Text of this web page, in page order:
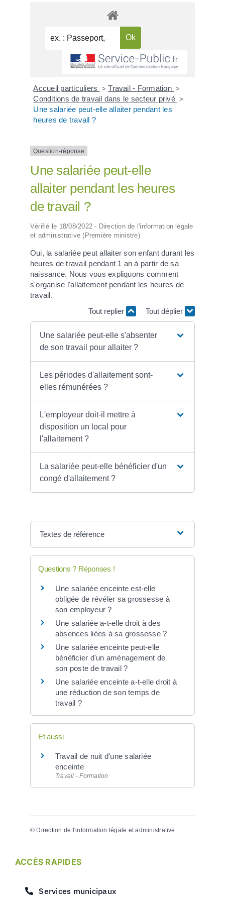
Accueil particuliers > Travail - Formation >
Conditions de travail dans le secteur privé >
Une salariée peut-elle allaiter pendant les
heures de travail ?
Question-réponse
Une salariée peut-elle
allaiter pendant les heures
de travail ?
Vérifié le 18/08/2022 - Direction de l'information légale
et administrative (Première ministre)
Oui, la salariée peut allaiter son enfant durant les
heures de travail pendant 1 an à partir de sa
naissance. Nous vous expliquons comment
s'organise l'allaitement pendant les heures de
travail.
Tout replier
Tout déplier
Une salariée peut-elle s'absenter
de son travail pour allaiter ?
Les périodes d'allaitement sont-
elles rémunérées ?
L'employeur doit-il mettre à
disposition un local pour
l'allaitement ?
La salariée peut-elle bénéficier d'un
congé d'allaitement ?
Textes de référence
Questions ? Réponses !
Une salariée enceinte est-elle
obligée de révéler sa grossesse à
son employeur ?
Une salariée a-t-elle droit à des
absences liées à sa grossesse ?
Une salariée enceinte peut-elle
bénéficier d'un aménagement de
son poste de travail ?
Une salariée enceinte a-t-elle droit à
une réduction de son temps de
travail ?
Et aussi
Travail de nuit d'une salariée
enceinte
Travail - Formation
© Direction de l'information légale et administrative
ACCÈS RAPIDES
Services municipaux